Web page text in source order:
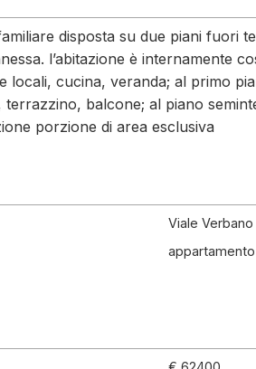
disposta su due piani fuori
l’abitazione è internamente
locali, cucina, veranda; al primo
terrazzino, balcone; al piano
porzione di area esclusiva
Viale
appartamento